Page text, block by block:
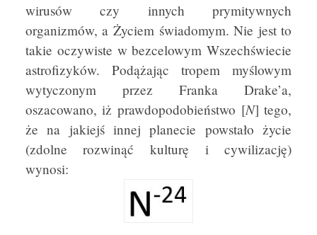
wirusów czy innych prymitywnych
organizmów, a Życiem świadomym. Nie jest to
takie oczywiste w bezcelowym Wszechświecie
astrofizyków. Podążając tropem myślowym
wytyczonym przez Franka Drake’a,
oszacowano, iż prawdopodobieństwo [N] tego,
że na jakiejś innej planecie powstało życie
(zdolne rozwinąć kulturę i cywilizację)
wynosi: